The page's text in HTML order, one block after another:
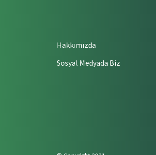
Hakkımızda
Sosyal Medyada Biz